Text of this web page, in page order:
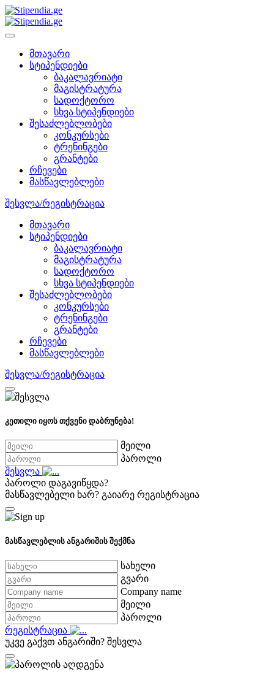
მთავარი
სტიპენდიები
ბაკალავრიატი
მაგისტრატურა
სადოქტორო
სხვა სტიპენდიები
შესაძლებლობები
კონკურსები
ტრენინგები
გრანტები
რჩევები
მასწავლებლები
შესვლა/რეგისტრაცია
მთავარი
სტიპენდიები
ბაკალავრიატი
მაგისტრატურა
სადოქტორო
სხვა სტიპენდიები
შესაძლებლობები
კონკურსები
ტრენინგები
გრანტები
რჩევები
მასწავლებლები
შესვლა/რეგისტრაცია
კეთილი იყოს თქვენი დაბრუნება!
მეილი
პაროლი
შესვლა
პაროლი დაგავიწყდა?
მასწავლებელი ხარ? გაიარე რეგისტრაცია
მასწავლებლის ანგარიშის შექმნა
სახელი
გვარი
Company name
მეილი
პაროლი
რეგისტრაცია
უკვე გაქვთ ანგარიში? შესვლა